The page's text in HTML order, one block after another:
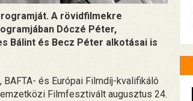
A rövidfilmekre
Dóczé Péter,
Bálint és Becz Péter alkotásai is
BAFTA- és Európai Filmdíj-kvalifikáló
Filmfesztivált augusztus 24.